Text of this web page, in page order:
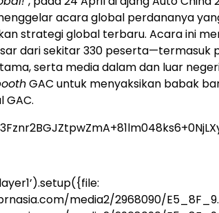
acara global perdananya
strategi global terbaru. Acara ini
dari sekitar 330 peserta—termasuk
serta media dalam dan luar
GAC untuk menyaksikan babak
GAC.
media2/2968090/